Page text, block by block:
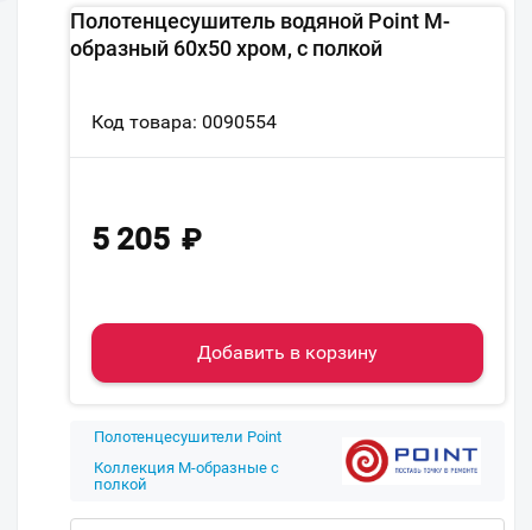
Полотенцесушитель водяной Point М-
образный 60х50 хром, с полкой
Код товара: 0090554
5 205 ₽
Добавить в корзину
Полотенцесушители Point
Коллекция М-образные с
полкой